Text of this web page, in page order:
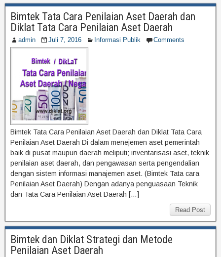
Bimtek Tata Cara Penilaian Aset Daerah dan
Diklat Tata Cara Penilaian Aset Daerah
admin Juli 7, 2016 Informasi Publik Comments
Bimtek Tata Cara Penilaian Aset Daerah dan Diklat Tata Cara
Penilaian Aset Daerah Di dalam menejemen aset pemerintah
baik di pusat maupun daerah meliputi; inventarisasi aset, teknik
penilaian aset daerah, dan pengawasan serta pengendalian
dengan sistem informasi manajemen aset. (Bimtek Tata cara
Penilaian Aset Daerah) Dengan adanya penguasaan Teknik
dan Tata Cara Penilaian Aset Daerah […]
Read Post
Bimtek dan Diklat Strategi dan Metode
Penilaian Aset Daerah